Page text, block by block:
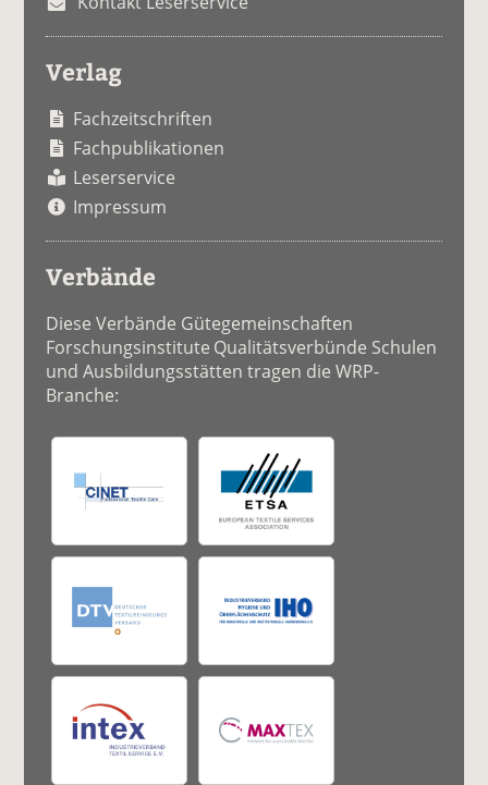
Verlag
Fachzeitschriften
Fachpublikationen
Leserservice
Impressum
Verbände
Diese Verbände Gütegemeinschaften
Forschungsinstitute Qualitätsverbünde Schulen
und Ausbildungsstätten tragen die WRP-
Branche: